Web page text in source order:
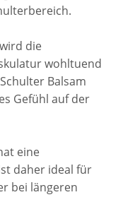
die
wohltuend
Balsam
Gefühl auf der
eine
daher ideal für
bei längeren